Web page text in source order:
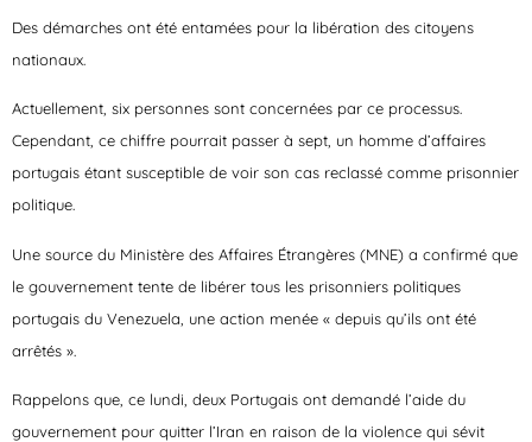
Des démarches ont été entamées pour la libération des citoyens
nationaux.
Actuellement, six personnes sont concernées par ce processus.
Cependant, ce chiffre pourrait passer à sept, un homme d’affaires
portugais étant susceptible de voir son cas reclassé comme prisonnier
politique.
Une source du Ministère des Affaires Étrangères (MNE) a confirmé que
le gouvernement tente de libérer tous les prisonniers politiques
portugais du Venezuela, une action menée « depuis qu’ils ont été
arrêtés ».
Rappelons que, ce lundi, deux Portugais ont demandé l’aide du
gouvernement pour quitter l’Iran en raison de la violence qui sévit